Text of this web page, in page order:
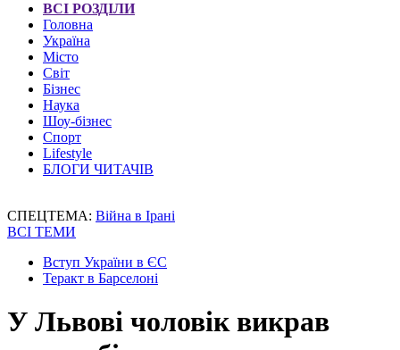
ВСІ РОЗДІЛИ
Головна
Україна
Місто
Світ
Бізнес
Наука
Шоу-бізнес
Спорт
Lifestyle
БЛОГИ ЧИТАЧІВ
СПЕЦТЕМА: Війна в Ірані
ВСІ ТЕМИ
Вступ України в ЄС
Теракт в Барселоні
У Львові чоловік викрав